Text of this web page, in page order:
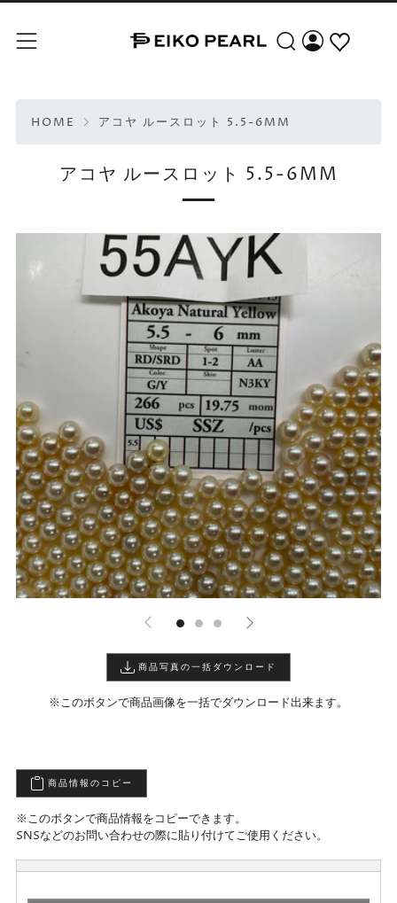
Menu Search
HOME アコヤ ルースロット 5.5-6MM
アコヤ ルースロット 5.5-6MM
商品写真の一括ダウンロード
※このボタンで商品画像を一括でダウンロード出来ます。
商品情報のコピー
※このボタンで商品情報をコピーできます。
SNSなどのお問い合わせの際に貼り付けてご使用ください。